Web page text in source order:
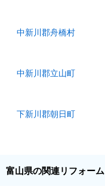
中新川郡舟橋村
中新川郡立山町
下新川郡朝日町
富山県の関連リフォー